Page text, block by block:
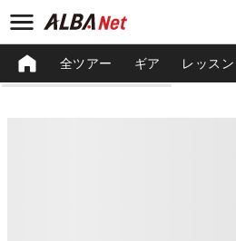
全ツアー ギア レッスン